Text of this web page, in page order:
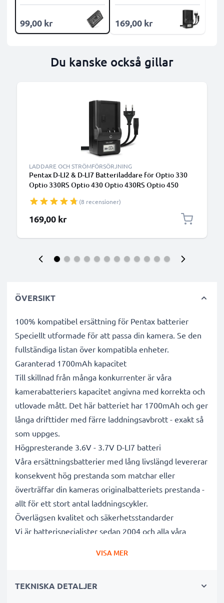
99,00 kr 169,00 kr
Du kanske också gillar
LADDARE OCH STRÖMFÖRSÖRJNING
Pentax D-LI2 & D-LI7 Batteriladdare för Optio 330
Optio 330RS Optio 430 Optio 430RS Optio 450
MX4 Kamerabatterier från CELLONIC
(8 recensioner)
169,00 kr
ÖVERSIKT
100% kompatibel ersättning för Pentax batterier
Speciellt utformade för att passa din kamera. Se den
fullständiga listan över kompatibla enheter.
Garanterad 1700mAh kapacitet
Till skillnad från många konkurrenter är våra
kamerabatteriers kapacitet angivna med korrekta och
utlovade mått. Det här batteriet har 1700mAh och ger
långa drifttider med färre laddningsavbrott - exakt så
som uppges.
Högpresterande 3.6V - 3.7V D-LI7 batteri
Våra ersättningsbatterier med lång livslängd levererar
konsekvent hög prestanda som matchar eller
överträffar din kameras originalbatteriets prestanda -
allt för ett stort antal laddningscykler.
Överlägsen kvalitet och säkerhetsstandarder
Vi är batterispecialister sedan 2004 och alla våra
mer därtill. Det är därför de levereras med 3 års
VISA MER
TEKNISKA DETALJER